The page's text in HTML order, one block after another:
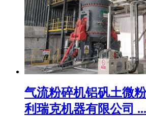
气流粉碎机铝矾土微
利瑞克机器有限公司 ...